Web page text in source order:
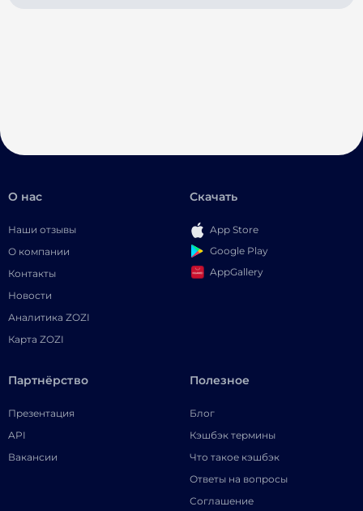
О нас
Наши отзывы
О компании
Контакты
Новости
Аналитика ZOZI
Карта ZOZI
Скачать
App Store
Google Play
AppGallery
Партнёрство
Презентация
API
Вакансии
Полезное
Блог
Кэшбэк термины
Что такое кэшбэк
Ответы на вопросы
Соглашение